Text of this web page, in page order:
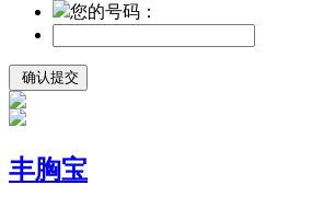
您的号码：
丰胸宝